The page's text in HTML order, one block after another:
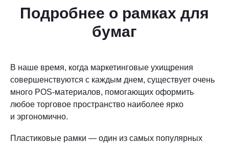
Подробнее о рамках для
бумаг
В наше время, когда маркетинговые ухищрения
совершенствуются с каждым днем, существует очень
много POS-материалов, помогающих оформить
любое торговое пространство наиболее ярко
и эргономично.
Пластиковые рамки — один из самых популярных